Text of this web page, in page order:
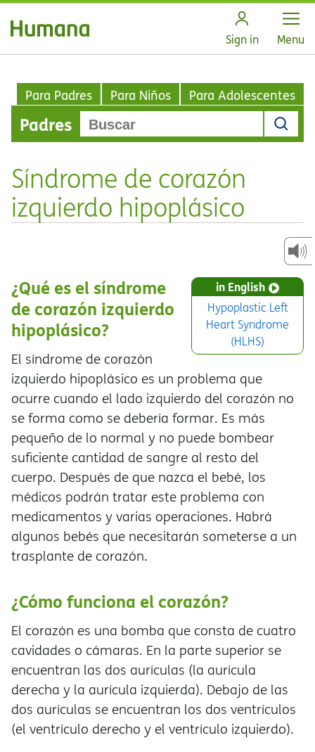
Sign in Open
Menu
Para Padres Para Niños Para Adolescentes
Padres
Síndrome de corazón
izquierdo hipoplásico
in English
Hypoplastic Left
Heart Syndrome
(HLHS)
¿Qué es el síndrome
de corazón izquierdo
hipoplásico?
El síndrome de corazón
izquierdo hipoplásico es un problema que
ocurre cuando el lado izquierdo del corazón no
se forma como se debería formar. Es más
pequeño de lo normal y no puede bombear
suficiente cantidad de sangre al resto del
cuerpo. Después de que nazca el bebé, los
médicos podrán tratar este problema con
medicamentos y varias operaciones. Habr
algunos bebés que necesitarán someterse a un
trasplante de corazón.
¿Cómo funciona el corazón?
El corazón es una bomba que consta de cuatro
cavidades o cámaras. En la parte superior se
encuentran las dos aurículas (la aurícula
derecha y la aurícula izquierda). Debajo de las
dos aurículas se encuentran los dos ventrículos
(el ventrículo derecho y el ventrículo izquierdo).